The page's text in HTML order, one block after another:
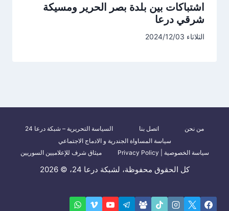
اشتباكات بين بلدة بصر الحرير ومسيكة
شرقي درعا
الثلاثاء 2024/12/03
من نحن اتصل بنا
السياسة التحريرية – شبكة درعا 24
سياسة المساواة الجندرية و الادماج الاجتماعي
سياسة الخصوصية | Privacy Policy
ميثاق شرف للإعلاميين السوريين
كل الحقوق محفوظة، لشبكة درعا 24، © 2026